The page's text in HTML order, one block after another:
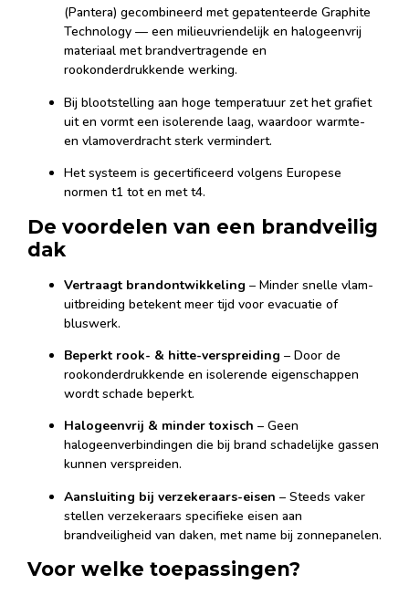
(Pantera) gecombineerd met gepatenteerde Graphite
Technology — een milieuvriendelijk en halogeenvrij
materiaal met brandvertragende en
rookonderdrukkende werking.
Bij blootstelling aan hoge temperatuur zet het grafiet
uit en vormt een isolerende laag, waardoor warmte-
en vlamoverdracht sterk vermindert.
Het systeem is gecertificeerd volgens Europese
normen t1 tot en met t4.
De voordelen van een brandveilig
dak
Vertraagt brandontwikkeling – Minder snelle vlam-
uitbreiding betekent meer tijd voor evacuatie of
bluswerk.
Beperkt rook- & hitte-verspreiding – Door de
rookonderdrukkende en isolerende eigenschappen
wordt schade beperkt.
Halogeenvrij & minder toxisch – Geen
halogeenverbindingen die bij brand schadelijke gassen
kunnen verspreiden.
Aansluiting bij verzekeraars-eisen – Steeds vaker
stellen verzekeraars specifieke eisen aan
brandveiligheid van daken, met name bij zonnepanelen.
Voor welke toepassingen?